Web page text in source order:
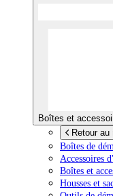
Boîtes et
Retour au
Boîtes de
Accessoires
Boîtes et
Housses et